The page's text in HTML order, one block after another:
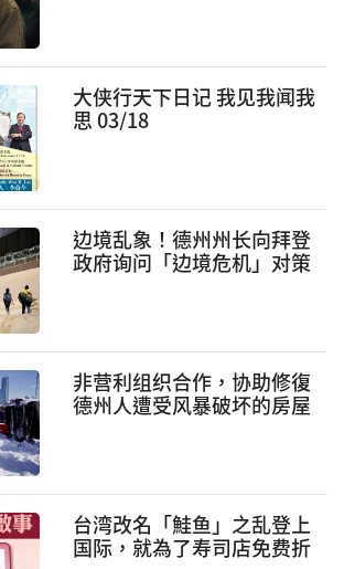
大侠行天下日记 我见我闻我
思 03/18
边境乱象！德州州长向拜登
政府询问「边境危机」对策
非营利组织合作，协助修復
德州人遭受风暴破坏的房屋
台湾改名「鮭鱼」之乱登上
国际，就為了寿司店免费折